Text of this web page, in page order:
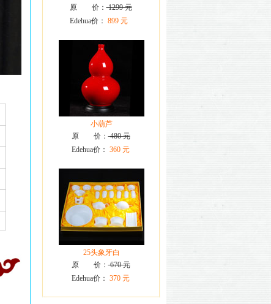
原 价：1299 元
Edehua价： 899 元
小葫芦
原 价：480 元
Edehua价： 360 元
25头象牙白
原 价：670 元
Edehua价： 370 元